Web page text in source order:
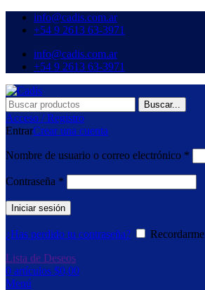
info@cadis.com.ar
‪+54 9 2613 63‑3971‬
info@cadis.com.ar
‪+54 9 2613 63‑3971‬
Buscar...
Acceso / Registro
EntrarCrear una cuenta
Nombre de usuario o correo electrónico *
Contraseña *
Iniciar sesión
¿Has perdido tu contraseña?
Recordarme
Lista de Deseos
0 artículos $0,00
Menú